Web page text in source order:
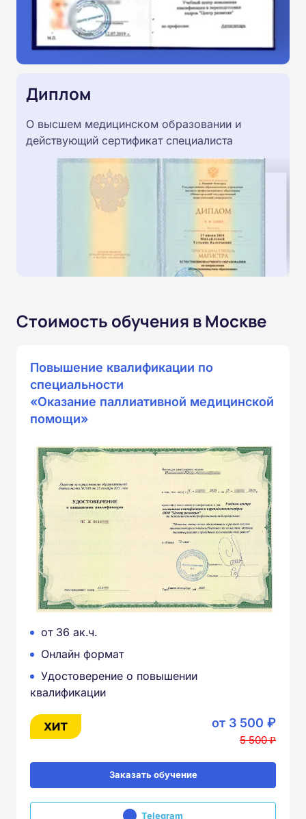
Диплом
О высшем медицинском образовании и
действующий сертификат специалиста
Стоимость обучения в Москве
Повышение квалификации по
специальности
«Оказание паллиативной медицинской
помощи»
от 36 ак.ч.
Онлайн формат
Удостоверение о повышении
квалификации
от 3 500 ₽
5 500 ₽
Заказать обучение
Telegram